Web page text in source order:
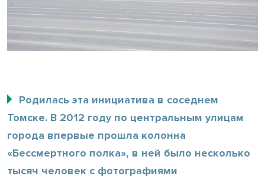
Родилась эта инициатива в соседнем
Томске. В 2012 году по центральным улицам
города впервые прошла колонна
«Бессмертного полка», в ней было несколько
тысяч человек с фотографиями